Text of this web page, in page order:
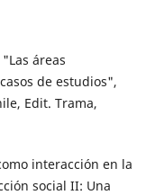
áreas
de estudios",
Edit. Trama,
interacción en la
social II: Una